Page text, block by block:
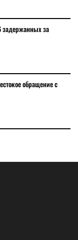
задержанных за
обращение с